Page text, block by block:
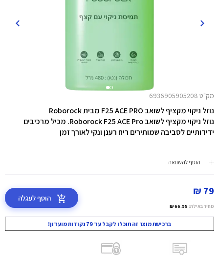
מק"ט 6936905905208
נוזל ניקוי מקציף לשואב F25 ACE PRO מבית Roborock
נוזל ניקוי מקציף לשואב Roborock F25 ACE Pro. מכיל מרכיבים
ידידותיים לסביבה שמותירים ריח רענן ונקי לאורך זמן
הוסף להשוואה
79 ₪
מחיר באילת: 66.95 ₪
הוסף לעגלה
ברכישת מוצר זה תוכלו לקבל עד 79 נקודות מועדון!